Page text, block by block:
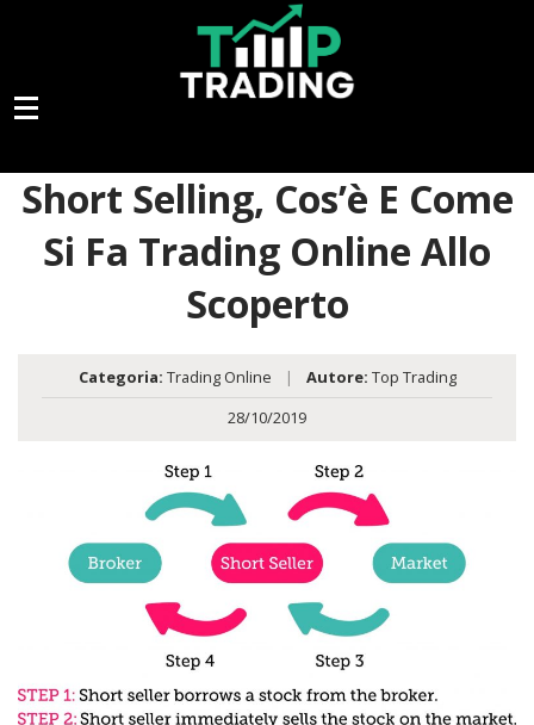
Short Selling, Cos’è E Come
Si Fa Trading Online Allo
Scoperto
Categoria: Trading Online | Autore: Top Trading
28/10/2019